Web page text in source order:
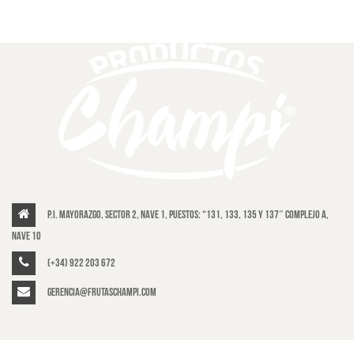
P.I. Mayorazgo, Sector 2, Nave 1, puestos: “131, 133, 135 y 137″ Complejo A,
Nave 10
(+34) 922 203 672
gerencia@frutaschampi.com